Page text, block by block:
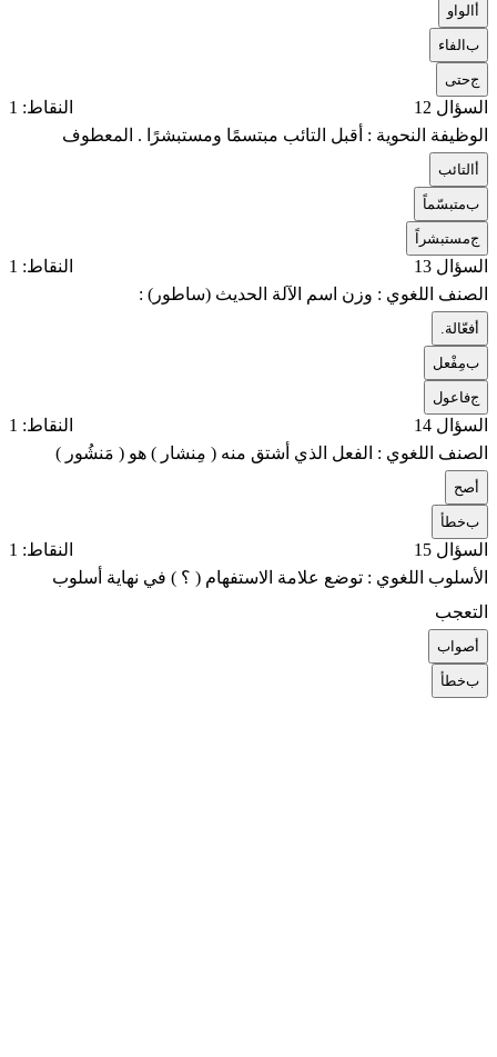
الواو
بالفاء
جحتى
السؤال 12
النقاط: 1
الوظيفة النحوية : أقبل التائب مبتسمًا ومستبشرًا . المعطوف
التائب
بمتبسّماً
جمستبشراً
السؤال 13
النقاط: 1
الصنف اللغوي : وزن اسم الآلة الحديث (ساطور) :
فعّالة.
بمِفْعل
جفاعول
السؤال 14
النقاط: 1
الصنف اللغوي : الفعل الذي أشتق منه ( مِنشار ) هو ( مَنشُور )
صح
بخطأ
السؤال 15
النقاط: 1
الأسلوب اللغوي : توضع علامة الاستفهام ( ؟ ) في نهاية أسلوب
التعجب
صواب
بخطأ